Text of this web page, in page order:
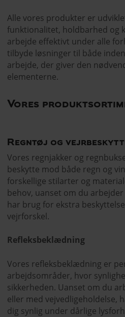
Alle vores produkter er
funktionalitet, holdbarhed og
arbejde effektivt under alle
tilbyde løsninger til både
arbejde, der giver den
elementerne.
Vores
Regntøj og
Vores regnjakker og
beskytte mod både regn og
forskellige stilarter og
behov, uanset om du
har brug for ekstra
vejrforskel.
Refleksbeklædning
Vores refleksbeklædning er
arbejdsområder, hvor
sikkerheden. Uanset om du
eller med vejvedligeholdelse,
dig synlig under dårlige